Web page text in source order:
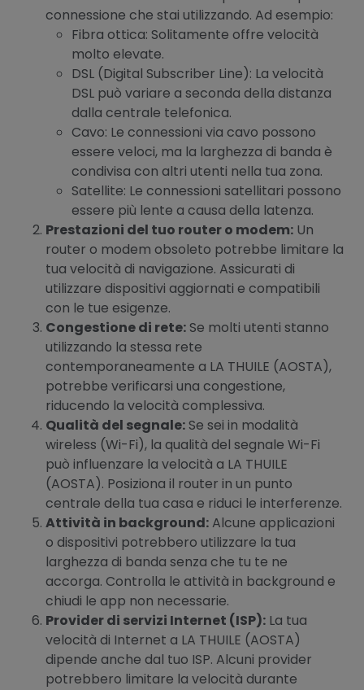
connessione che stai utilizzando. Ad esempio:
Fibra ottica: Solitamente offre velocità
molto elevate.
DSL (Digital Subscriber Line): La velocità
DSL può variare a seconda della distanza
dalla centrale telefonica.
Cavo: Le connessioni via cavo possono
essere veloci, ma la larghezza di banda è
condivisa con altri utenti nella tua zona.
Satellite: Le connessioni satellitari possono
essere più lente a causa della latenza.
Prestazioni del tuo router o modem: Un
router o modem obsoleto potrebbe limitare la
tua velocità di navigazione. Assicurati di
utilizzare dispositivi aggiornati e compatibili
con le tue esigenze.
Congestione di rete: Se molti utenti stanno
utilizzando la stessa rete
contemporaneamente a LA THUILE (AOSTA),
potrebbe verificarsi una congestione,
riducendo la velocità complessiva.
Qualità del segnale: Se sei in modalità
wireless (Wi-Fi), la qualità del segnale Wi-Fi
può influenzare la velocità a LA THUILE
(AOSTA). Posiziona il router in un punto
centrale della tua casa e riduci le interferenze.
Attività in background:Alcune applicazioni
o dispositivi potrebbero utilizzare la tua
larghezza di banda senza che tu te ne
accorga. Controlla le attività in background e
chiudi le app non necessarie.
Provider di servizi Internet (ISP): La tua
velocità di Internet a LA THUILE (AOSTA)
dipende anche dal tuo ISP. Alcuni provider
potrebbero limitare la velocità durante